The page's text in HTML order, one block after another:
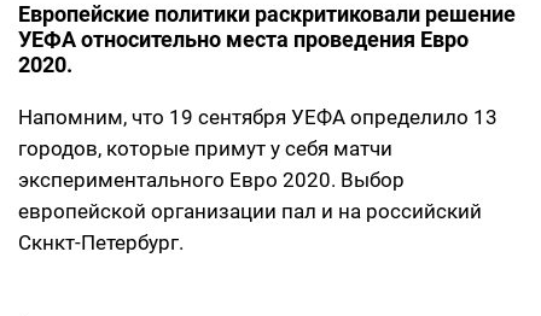
Европейские политики раскритиковали решение
УЕФА относительно места проведения Евро
2020.
Напомним, что 19 сентября УЕФА определило 13
городов, которые примут у себя матчи
экспериментального Евро 2020. Выбор
европейской организации пал и на российский
Скнкт-Петербург.